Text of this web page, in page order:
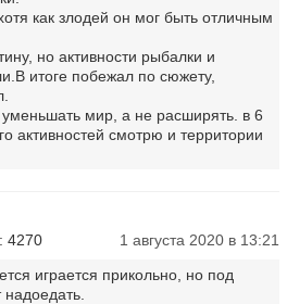
как злодей он мог быть отличным
но активности рыбалки и
итоге побежал по сюжету,
мир, а не расширять. в 6
активностей смотрю и территории
4270 1 августа 2020 в 13:21
играется прикольно, но под